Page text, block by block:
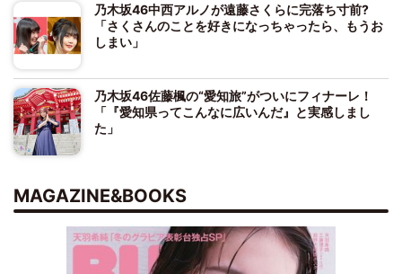
乃木坂46中西アルノが遠藤さくらに完落ち寸前?
「さくさんのことを好きになっちゃったら、もうお
しまい」
乃木坂46佐藤楓の“愛知旅”がついにフィナーレ！
「『愛知県ってこんなに広いんだ』と実感しまし
た」
MAGAZINE&BOOKS